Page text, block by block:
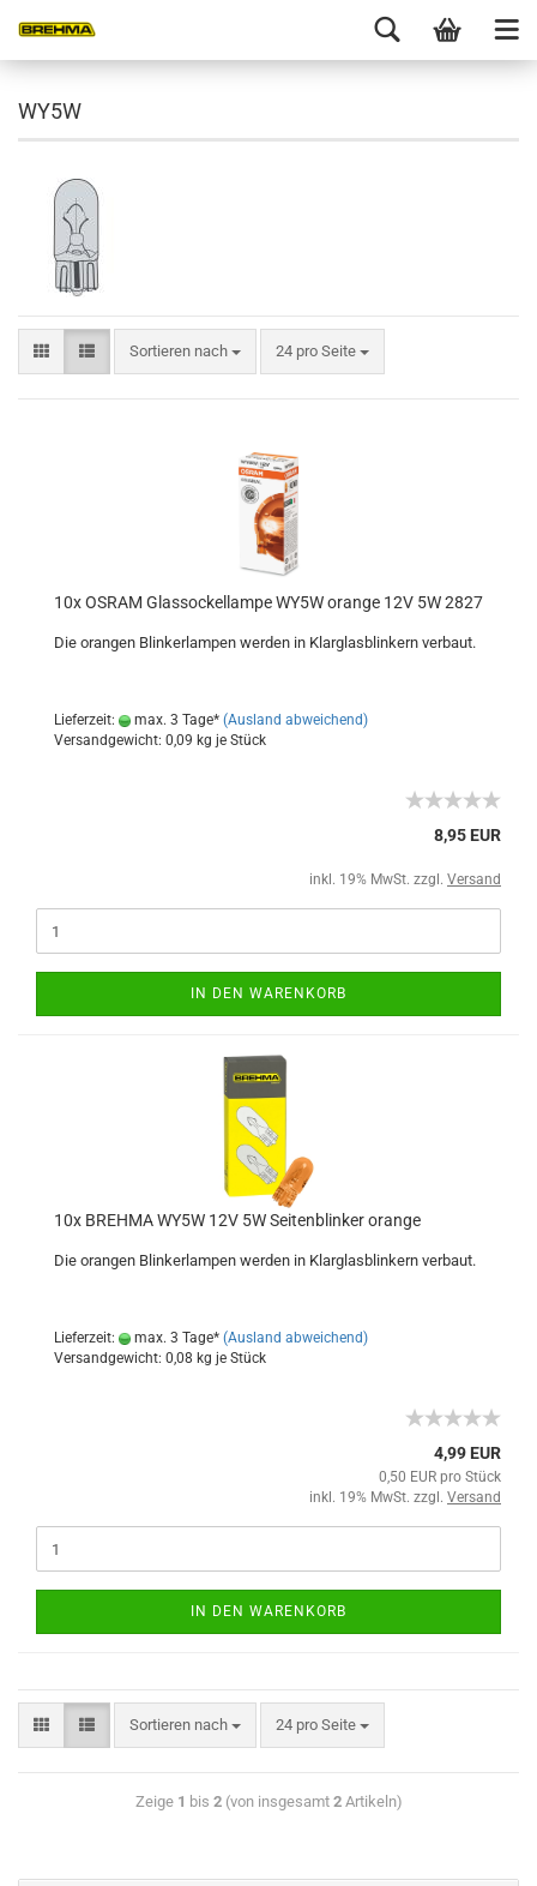
WY5W
Sortieren nach 24 pro Seite
10x OSRAM Glassockellampe WY5W orange 12V 5W 2827
Die orangen Blinkerlampen werden in Klarglasblinkern verbaut.
Lieferzeit: max. 3 Tage* (Ausland abweichend)
Versandgewicht: 0,09 kg je Stück
8,95 EUR
inkl. 19% MwSt. zzgl. Versand
IN DEN WARENKORB
10x BREHMA WY5W 12V 5W Seitenblinker orange
Die orangen Blinkerlampen werden in Klarglasblinkern verbaut.
Lieferzeit: max. 3 Tage* (Ausland abweichend)
Versandgewicht: 0,08 kg je Stück
4,99 EUR
0,50 EUR pro Stück
inkl. 19% MwSt. zzgl. Versand
IN DEN WARENKORB
Sortieren nach 24 pro Seite
Zeige 1 bis 2(von insgesamt 2Artikeln)